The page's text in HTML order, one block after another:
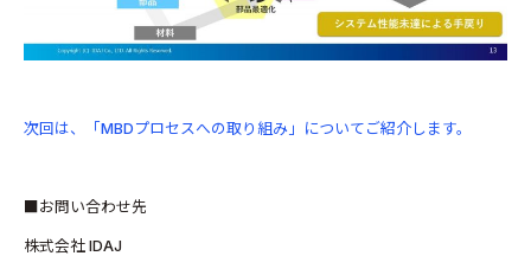
次回は、「MBDプロセスへの取り組み」についてご紹介します。
■お問い合わせ先
株式会社 IDAJ